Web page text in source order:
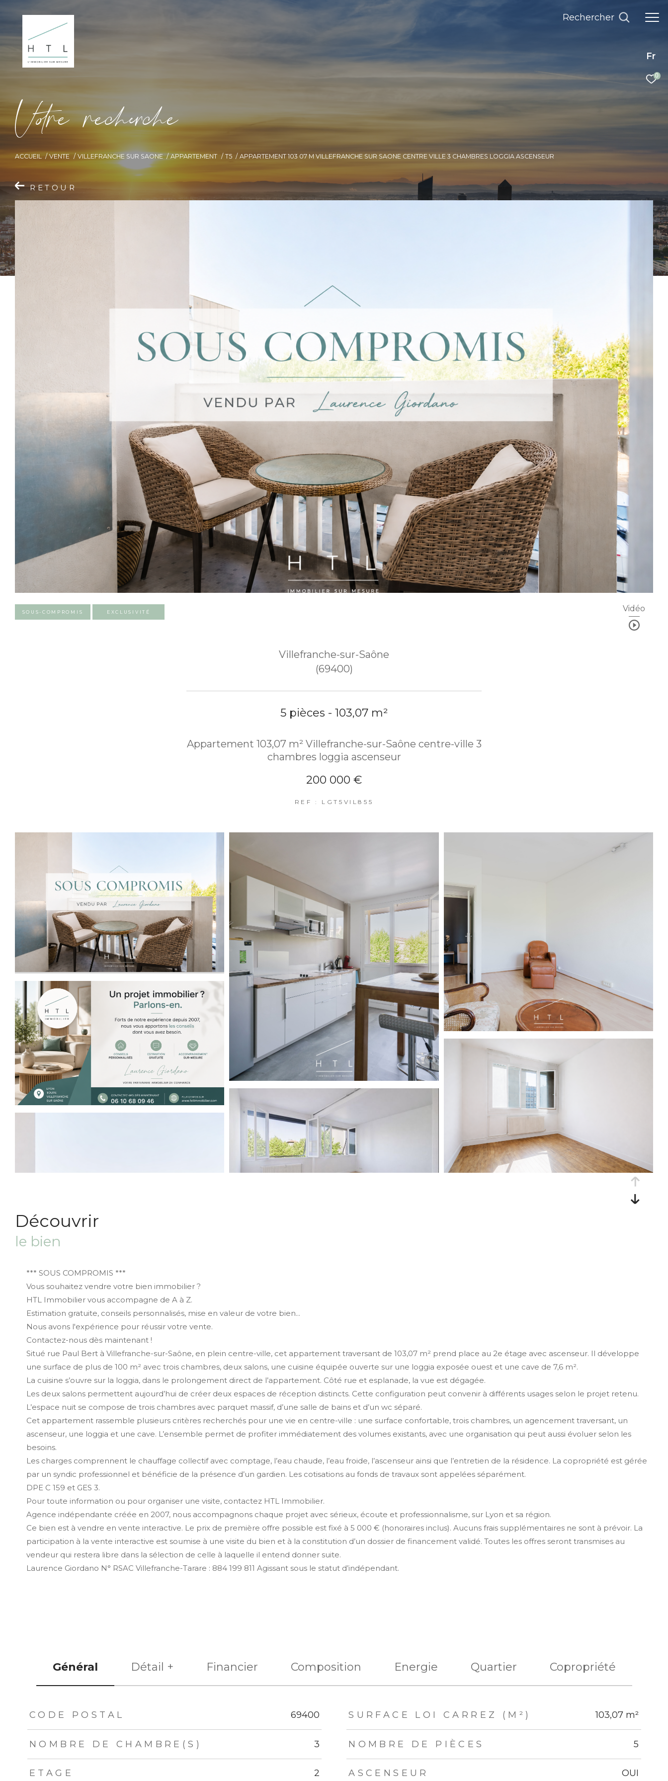
Fr
0
rechercher
Vore recece
ACCUEIL VENTE VILLEFRANCHE SUR SAONE APPARTEMENT T5 APPARTEMENT 103 07 M VILLEFRANCHE SUR SAONE CENTRE VILLE 3 CHAMBRES LOGGIA ASCENSEUR
RETOUR
SOUS-COMPROMIS EXCLUSIVITÉ Vidéo
Villefranche-sur-Saône
(69400)
5 pièces - 103,07 m²
Appartement 103,07 m² Villefranche-sur-Saône centre-ville 3
chambres loggia ascenseur
200 000 €
REF : LGT5VIL855
découvrir
le bien
*** SOUS COMPROMIS ***
Vous souhaitez vendre votre bien immobilier ?
HTL Immobilier vous accompagne de A à Z.
Estimation gratuite, conseils personnalisés, mise en valeur de votre bien...
Nous avons l'expérience pour réussir votre vente.
Contactez-nous dès maintenant !
Situé rue Paul Bert à Villefranche-sur-Saône, en plein centre-ville, cet appartement traversant de 103,07 m² prend place au 2e étage avec ascenseur. Il développe
une surface de plus de 100 m² avec trois chambres, deux salons, une cuisine équipée ouverte sur une loggia exposée ouest et une cave de 7,6 m².
La cuisine s’ouvre sur la loggia, dans le prolongement direct de l’appartement. Côté rue et esplanade, la vue est dégagée.
Les deux salons permettent aujourd’hui de créer deux espaces de réception distincts. Cette configuration peut convenir à différents usages selon le projet retenu.
L’espace nuit se compose de trois chambres avec parquet massif, d’une salle de bains et d’un wc séparé.
Cet appartement rassemble plusieurs critères recherchés pour une vie en centre-ville : une surface confortable, trois chambres, un agencement traversant, un
ascenseur, une loggia et une cave. L’ensemble permet de profiter immédiatement des volumes existants, avec une organisation qui peut aussi évoluer selon les
besoins.
Les charges comprennent le chauffage collectif avec comptage, l’eau chaude, l’eau froide, l’ascenseur ainsi que l’entretien de la résidence. La copropriété est gérée
par un syndic professionnel et bénéficie de la présence d’un gardien. Les cotisations au fonds de travaux sont appelées séparément.
DPE C 159 et GES 3.
Pour toute information ou pour organiser une visite, contactez HTL Immobilier.
Agence indépendante créée en 2007, nous accompagnons chaque projet avec sérieux, écoute et professionnalisme, sur Lyon et sa région.
Ce bien est à vendre en vente interactive. Le prix de première offre possible est fixé à 5 000 € (honoraires inclus). Aucuns frais supplémentaires ne sont à prévoir. La
participation à la vente interactive est soumise à une visite du bien et à la constitution d’un dossier de financement validé. Toutes les offres seront transmises au
vendeur qui restera libre dans la sélection de celle à laquelle il entend donner suite.
Laurence Giordano N° RSAC Villefranche-Tarare : 884 199 811 Agissant sous le statut d’indépendant.
Général Détail + Financier Composition Energie Quartier Copropriété
TRAD_ZEPHYR_Caracteristique
CODE POSTAL 69400 SURFACE LOI CARREZ (M²) 103,07 m²
NOMBRE DE CHAMBRE(S) 3 NOMBRE DE PIÈCES 5
ETAGE 2 ASCENSEUR OUI